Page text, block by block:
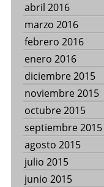
abril 2016
marzo 2016
febrero 2016
enero 2016
diciembre 2015
noviembre 2015
octubre 2015
septiembre 2015
agosto 2015
julio 2015
junio 2015